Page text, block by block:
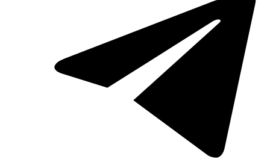
Technoelectric (Італія)
Technosystems (Україна)
TEKPAN (Туреччина)
TeleTec (Україна)